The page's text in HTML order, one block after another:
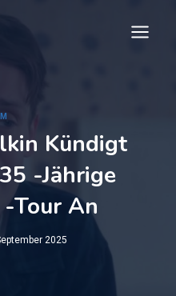
Kündigt
-jährige
Tour An
2025